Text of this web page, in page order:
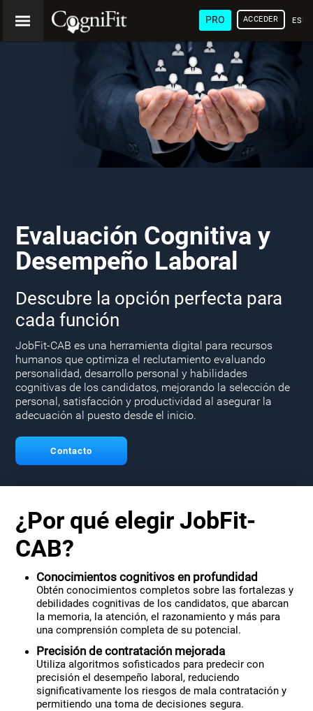
PRO ACCEDER
Evaluación Cognitiva y
Desempeño Laboral
Descubre la opción perfecta para
cada función
JobFit-CAB es una herramienta digital para recursos
humanos que optimiza el reclutamiento evaluando
personalidad, desarrollo personal y habilidades
cognitivas de los candidatos, mejorando la selección de
personal, satisfacción y productividad al asegurar la
adecuación al puesto desde el inicio.
Contacto
¿Por qué elegir JobFit-
CAB?
Conocimientos cognitivos en profundidad
Obtén conocimientos completos sobre las fortalezas y
debilidades cognitivas de los candidatos, que abarcan
la memoria, la atención, el razonamiento y más para
una comprensión completa de su potencial.
Precisión de contratación mejorada
Utiliza algoritmos sofisticados para predecir con
precisión el desempeño laboral, reduciendo
significativamente los riesgos de mala contratación y
permitiendo una toma de decisiones segura.